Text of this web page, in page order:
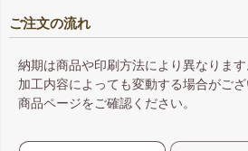
ご注文の流れ
納期は商品や印刷方法により異なりま
加工内容によっても変動する場合がご
商品ページをご確認ください。